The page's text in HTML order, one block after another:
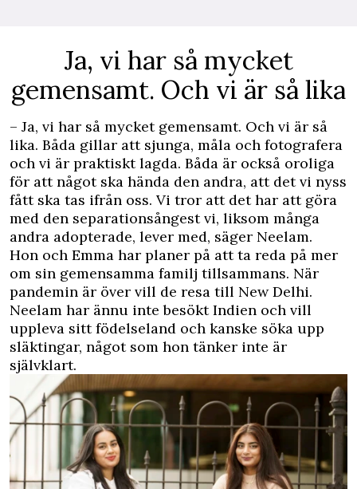
Ja, vi har så mycket
gemensamt. Och vi är så lika
– Ja, vi har så mycket gemensamt. Och vi är så
lika. Båda gillar att sjunga, måla och fotografera
och vi är praktiskt lagda. Båda är också oroliga
för att något ska hända den andra, att det vi nyss
fått ska tas ifrån oss. Vi tror att det har att göra
med den separationsångest vi, liksom många
andra adopterade, lever med, säger Neelam.
Hon och Emma har planer på att ta reda på mer
om sin gemensamma familj tillsammans. När
pandemin är över vill de resa till New Delhi.
Neelam har ännu inte besökt Indien och vill
uppleva sitt födelseland och kanske söka upp
släktingar, något som hon tänker inte är
självklart.